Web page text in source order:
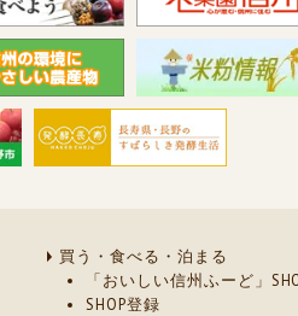
買う・食べる・泊まる
「おいしい信州ふーど」
SHOP登録